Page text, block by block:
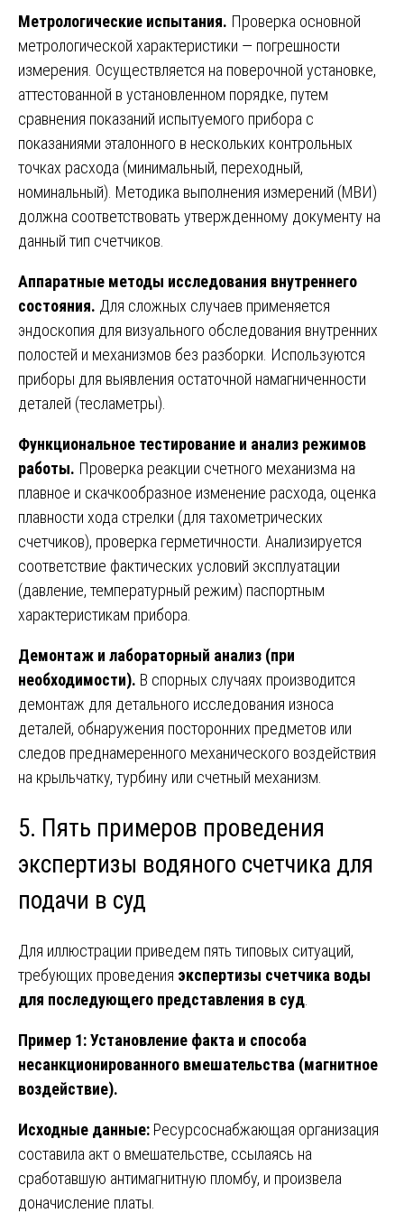
Метрологические испытания. Проверка основной
метрологической характеристики — погрешности
измерения. Осуществляется на поверочной установке,
аттестованной в установленном порядке, путем
сравнения показаний испытуемого прибора с
показаниями эталонного в нескольких контрольных
точках расхода (минимальный, переходный,
номинальный). Методика выполнения измерений (МВИ)
должна соответствовать утвержденному документу на
данный тип счетчиков.
Аппаратные методы исследования внутреннего
состояния. Для сложных случаев применяется
эндоскопия для визуального обследования внутренних
полостей и механизмов без разборки. Используются
приборы для выявления остаточной намагниченности
деталей (тесламетры).
Функциональное тестирование и анализ режимов
работы. Проверка реакции счетного механизма на
плавное и скачкообразное изменение расхода, оценка
плавности хода стрелки (для тахометрических
счетчиков), проверка герметичности. Анализируется
соответствие фактических условий эксплуатации
(давление, температурный режим) паспортным
характеристикам прибора.
Демонтаж и лабораторный анализ (при
необходимости). В спорных случаях производится
демонтаж для детального исследования износа
деталей, обнаружения посторонних предметов или
следов преднамеренного механического воздействия
на крыльчатку, турбину или счетный механизм.
5. Пять примеров проведения
экспертизы водяного счетчика для
подачи в суд
Для иллюстрации приведем пять типовых ситуаций,
требующих проведения экспертизы счетчика воды
для последующего представления в суд
Пример 1: Установление факта и способа
несанкционированного вмешательства (магнитное
воздействие).
Исходные данные: Ресурсоснабжающая организация
составила акт о вмешательстве, ссылаясь на
сработавшую антимагнитную пломбу, и произвела
доначисление платы.